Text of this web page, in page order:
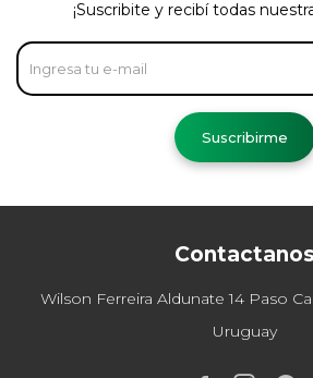
Contactanos
Wilson Ferreira Aldunate 14 Paso
Uruguay
¡Suscribite y recibí todas
Suscribirme